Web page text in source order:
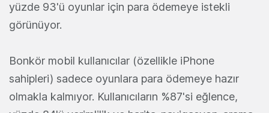
yüzde 93'ü oyunlar için para ödemeye istekli
görünüyor.
Bonkör mobil kullanıcılar (özellikle iPhone
sahipleri) sadece oyunlara para ödemeye hazır
olmakla kalmıyor. Kullanıcıların %87'si eğlence,